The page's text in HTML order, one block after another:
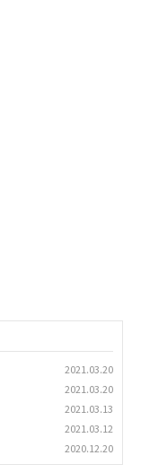
2021.03.20
2021.03.20
2021.03.13
2021.03.12
2020.12.20